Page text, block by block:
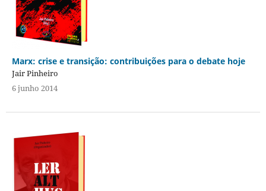
Marx: crise e transição: contribuições para o debate hoje
Jair Pinheiro
6 junho 2014